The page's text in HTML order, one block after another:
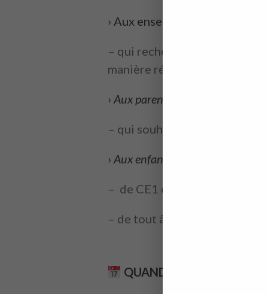
› Aux enseignants :
– qui recherchent un jeu
manière régulière tout en
› Aux parents :
– qui souhaitent aider leur
› Aux enfants :
– de CE1 et CE2 pour
– de tout âge pour gagner en
QUAND COMMENCE-T-